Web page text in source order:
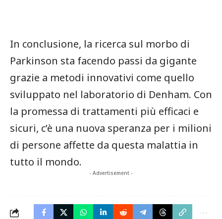
In conclusione, la ricerca sul ⁣morbo di
Parkinson sta facendo passi da gigante
grazie a metodi innovativi come quello
sviluppato nel laboratorio di Denham. Con
la promessa di trattamenti ⁢più ​efficaci e
sicuri, c’è una nuova speranza per i⁣ milioni
di persone affette da questa malattia in
tutto‍ il mondo.
- Advertisement -